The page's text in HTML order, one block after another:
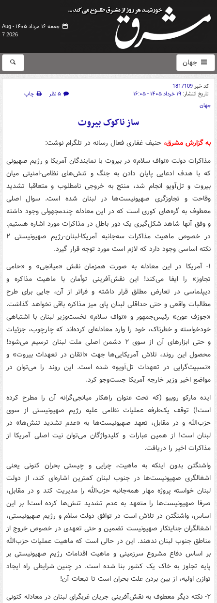
جمعه ۱۶ مرداد ۱۴۰۵ -
Aug
7 2026
جهان
کد خبر1817109
تاریخ انتشار: ۱۹ خرداد ۱۴۰۵ - ۱۶:۰۵ ۵ نظر
چاپ
جهان
ساز ناکوک بیروت
به گزارش مشرق، حنیف غفاری فعال رسانه در تلگرام نوشت:
مذاکرات دولت «نواف سلام» در بیروت با نمایندگان آمریکا و رژیم صهیونی
که با هدف ادعایی پایان دادن به جنگ و تنش‌های نظامی-امنیتی میان
بیروت و تل‌آویو انجام شد، منتج به خروجی نامطلوب و متعاقبا تشدید
وقاحت و تجاوزگری صهیونیست‌ها در لبنان شده است. سوال اصلی
معطوف به گره‌های کوری است که در این معادله چندمجهولی وجود داشته
و وفق آنها شاهد شکل‌گیری یک دور باطل در مذاکرات مورد اشاره هستیم.
در خصوص ماهیت مذاکرات سه‌جانبه آمریکا-لبنان-رژیم صهیونیستی ۲
نکته اساسی وجود دارد که لازم است مورد توجه قرار گیرد.
۱- آمریکا در این معادله به صورت همزمان نقش «میانجی» و «حامی
تجاوز» را ایفا می‌کند! این نقش‌آفرینی توأمان با ماهیت مذاکره و
دیپلماسی در تعارض مطلق قرار داشته و فراتر از آن، جایی برای طرح
مطالبات واقعی و حتی حداقلی لبنان پای میز مذاکره باقی نخواهد گذاشت.
«جوزف عون» رئیس‌جمهور و «نواف سلام» نخست‌وزیر لبنان با اشتباهی
خودخواسته و خطرناک، خود را وارد معادله‌ای کرده‌اند که چارچوب، جزئیات
و حتی ابزارهای آن از سوی ۲ دشمن اصلی ملت لبنان ترسیم می‌شود!
محصول این روند، تلاش آمریکایی‌ها جهت «اتقان در تعهدات بیروت» و
«نسبیت‌گرایی در تعهدات تل‌آویو» شده است. این روند را می‌توان در
مواضع اخیر وزیر خارجه آمریکا جست‌وجو کرد.
ایده مارکو روبیو (که تحت عنوان راهکار میانجی‌گرانه آن را مطرح کرده
است!) توقف یک‌طرفه عملیات نظامی علیه رژیم صهیونیستی از سوی
حزب‌الله و در مقابل، تعهد صهیونیست‌ها به «عدم تشدید تنش‌ها» در
لبنان است! از همین عبارات و کلیدواژگان می‌توان نیت اصلی آمریکا از
مذاکرات اخیر را دریافت.
واشنگتن بدون اینکه به ماهیت، چرایی و چیستی بحران کنونی یعنی
اشغالگری صهیونیست‌ها در جنوب لبنان کمترین اشاره‌ای کند، از دولت
لبنان خواسته پروژه مهار همه‌جانبه حزب‌الله را مدیریت کند و در مقابل،
صرفا صهیونیست‌ها را متعهد به عدم تشدید تنش‌ها کرده است! بر این
اساس، واشنگتن در تلاش است در توافق دولت سلام و رژیم صهیونیستی،
اشغالگران جنایتکار صهیونیست تضمین و حتی تعهدی در خصوص خروج از
مناطق جنوب لبنان ندهند. این در حالی است که ماهیت عملیات حزب‌الله
بر اساس دفاع مشروع سرزمینی و ماهیت اقدامات رژیم صهیونیستی بر
پایه تجاوز به خاک یک کشور بنا شده است. در چنین شرایطی راه ایجاد
توازن اولیه، از بین بردن علت بحران است تا تبعات آن!
۲- نکته دیگر معطوف به نقش‌آفرینی جریان غربگرای لبنان در معادله کنونی